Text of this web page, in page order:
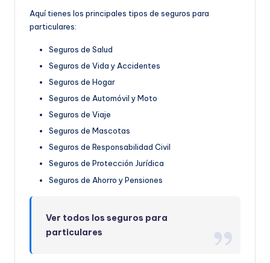
Aquí tienes los principales tipos de seguros para
particulares:
Seguros de Salud
Seguros de Vida y Accidentes
Seguros de Hogar
Seguros de Automóvil y Moto
Seguros de Viaje
Seguros de Mascotas
Seguros de Responsabilidad Civil
Seguros de Protección Jurídica
Seguros de Ahorro y Pensiones
Ver todos los seguros para
particulares